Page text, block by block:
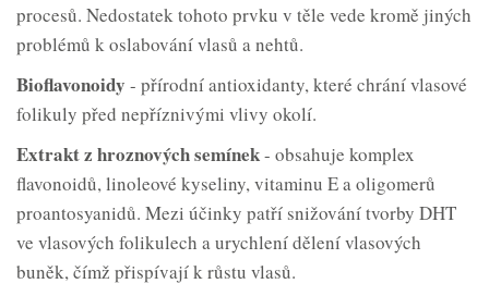
procesů. Nedostatek tohoto prvku v těle vede kromě jiných
problémů k oslabování vlasů a nehtů.
Bioflavonoidy - přírodní antioxidanty, které chrání vlasové
folikuly před nepříznivými vlivy okolí.
Extrakt z hroznových semínek- obsahuje komplex
flavonoidů, linoleové kyseliny, vitaminu E a oligomerů
proantosyanidů. Mezi účinky patří snižování tvorby DHT
ve vlasových folikulech a urychlení dělení vlasových
buněk, čímž přispívají k růstu vlasů.